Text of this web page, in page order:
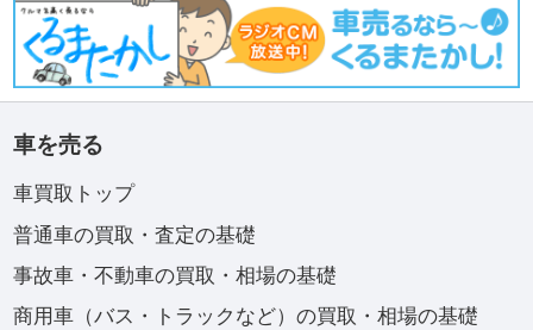
車を売る
車買取トップ
普通車の買取・査定の基礎
事故車・不動車の買取・相場の基礎
商用車（バス・トラックなど）の買取・相場の基礎